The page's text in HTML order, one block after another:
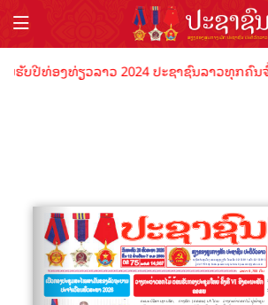
ຮັບປີທ່ອງທ່ຽວລາວ 2024 ປະຊາຊົນລາວທຸກຄົນ